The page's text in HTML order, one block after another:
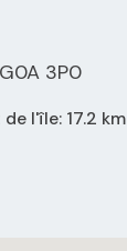
3P0
l'île: 17.2 km